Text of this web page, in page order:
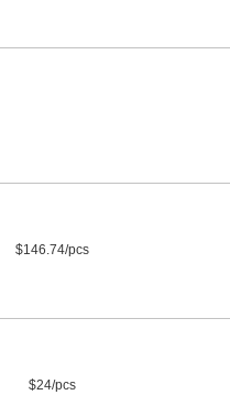
$146.74/pcs
$24/pcs